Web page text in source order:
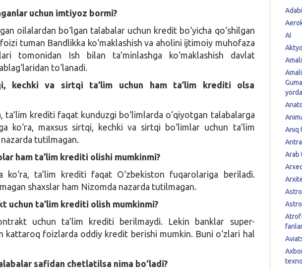
uchun imtiyoz bormi?
oilalardan bo‘lgan talabalar uchun kredit bo‘yicha qo‘shilgan
tuman Bandlikka ko‘maklashish va aholini ijtimoiy muhofaza
tomonidan Ish bilan ta’minlashga ko‘maklashish davlat
to‘lanadi.
kechki va sirtqi ta’lim uchun ham ta’lim krediti olsa
ta’lim krediti faqat kunduzgi bo‘limlarda o‘qiyotgan talabalarga
ko‘ra, maxsus sirtqi, kechki va sirtqi bo‘limlar uchun ta’lim
tutilmagan.
ham ta’lim krediti olishi mumkinmi?
ko‘ra, ta’lim krediti faqat O‘zbekiston fuqarolariga beriladi.
shaxslar ham Nizomda nazarda tutilmagan.
uchun ta’lim krediti olish mumkinmi?
uchun ta’lim krediti berilmaydi. Lekin banklar super-
kattaroq foizlarda oddiy kredit berishi mumkin. Buni o‘zlari hal
safidan chetlatilsa nima bo‘ladi?
AI
Aniq
Arab